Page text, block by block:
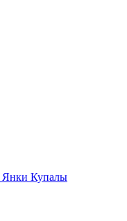
Янки Купалы